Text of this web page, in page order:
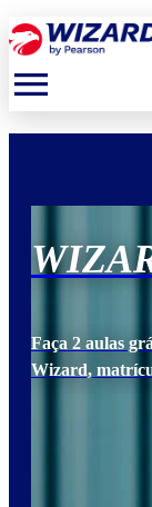
menu
Faça 2 aulas
Wizard,